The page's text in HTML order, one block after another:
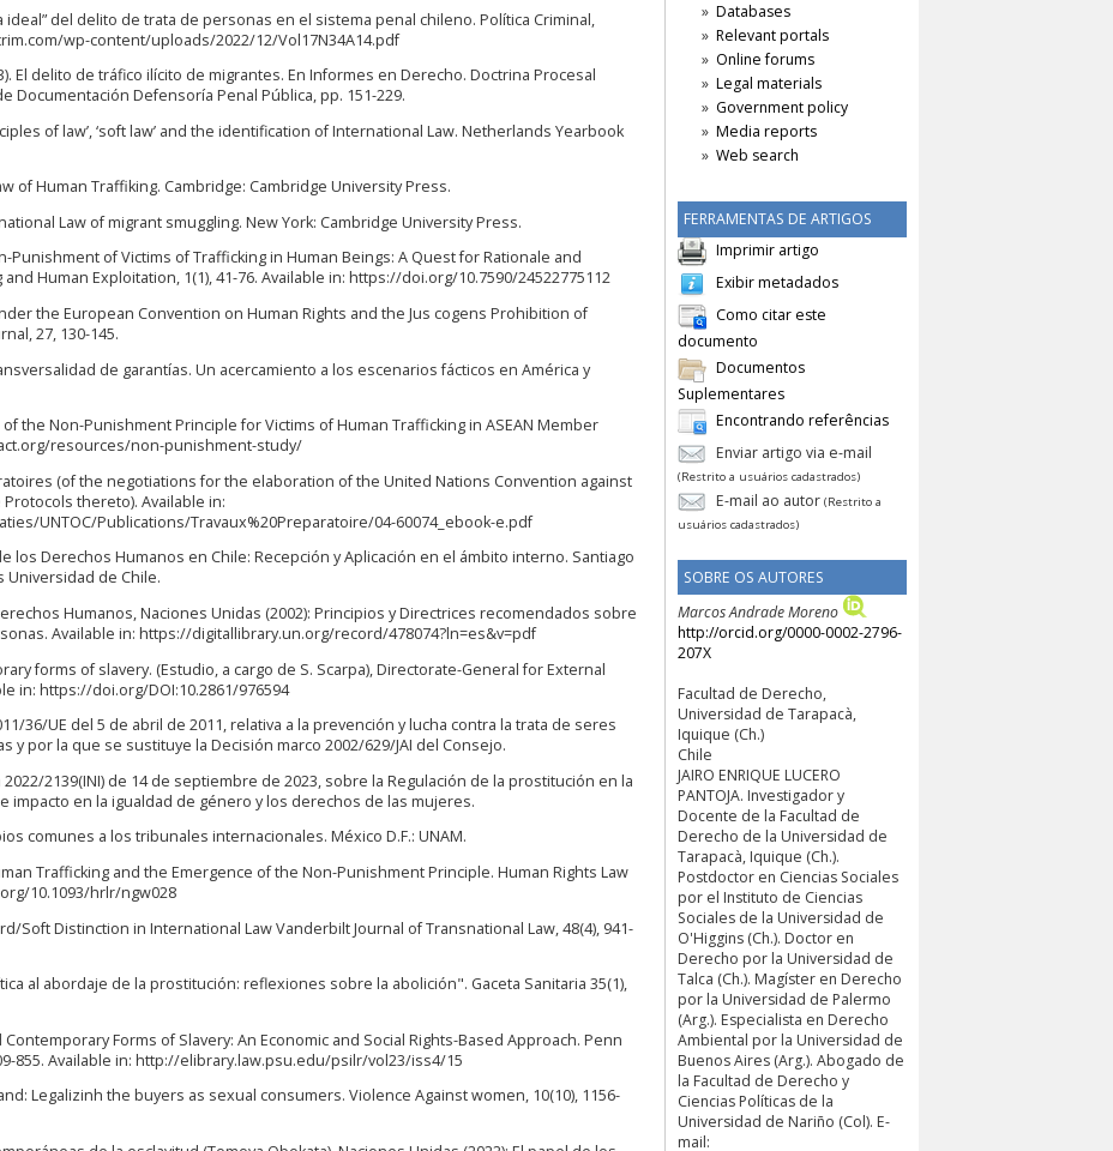
Databases
Relevant portals
Online forums
Legal materials
Government policy
Media reports
Web search
FERRAMENTAS DE ARTIGOS
Imprimir artigo
Exibir metadados
Como citar este
documento
Documentos
Suplementares
Encontrando referências
Enviar artigo via e-mail
(Restrito a usuários cadastrados)
E-mail ao autor (Restrito a
usuários cadastrados)
SOBRE OS AUTORES
Marcos Andrade Moreno
http://orcid.org/0000-0002-2796-
207X
Facultad de Derecho,
Universidad de Tarapacà,
Iquique (Ch.)
Chile
JAIRO ENRIQUE LUCERO
PANTOJA. Investigador y
Docente de la Facultad de
Derecho de la Universidad de
Tarapacà, Iquique (Ch.).
Postdoctor en Ciencias Sociales
por el Instituto de Ciencias
Sociales de la Universidad de
O'Higgins (Ch.). Doctor en
Derecho por la Universidad de
Talca (Ch.). Magíster en Derecho
por la Universidad de Palermo
(Arg.). Especialista en Derecho
Ambiental por la Universidad de
Buenos Aires (Arg.). Abogado de
la Facultad de Derecho y
Ciencias Políticas de la
Universidad de Nariño (Col). E-
mail:
ideal” del delito de trata de personas en el sistema penal chileno. Política Criminal,
wp-content/uploads/2022/12/Vol17N34A14.pdf
El delito de tráfico ilícito de migrantes. En Informes en Derecho. Doctrina Procesal
Documentación Defensoría Penal Pública, pp. 151-229.
of law’, ‘soft law’ and the identification of International Law. Netherlands Yearbook
of Human Traffiking. Cambridge: Cambridge University Press.
Law of migrant smuggling. New York: Cambridge University Press.
Punishment of Victims of Trafficking in Human Beings: A Quest for Rationale and
Human Exploitation, 1(1), 41-76. Available in: https://doi.org/10.7590/24522775112
the European Convention on Human Rights and the Jus cogens Prohibition of
27, 130-145.
de garantías. Un acercamiento a los escenarios fácticos en América y
the Non-Punishment Principle for Victims of Human Trafficking in ASEAN Member
resources/non-punishment-study/
(of the negotiations for the elaboration of the United Nations Convention against
thereto). Available in:
UNTOC/Publications/Travaux%20Preparatoire/04-60074_ebook-e.pdf
los Derechos Humanos en Chile: Recepción y Aplicación en el ámbito interno. Santiago
Universidad de Chile.
Humanos, Naciones Unidas (2002): Principios y Directrices recomendados sobre
Available in: https://digitallibrary.un.org/record/478074?ln=es&v=pdf
forms of slavery. (Estudio, a cargo de S. Scarpa), Directorate-General for External
in: https://doi.org/DOI:10.2861/976594
36/UE del 5 de abril de 2011, relativa a la prevención y lucha contra la trata de seres
y por la que se sustituye la Decisión marco 2002/629/JAI del Consejo.
2139(INI) de 14 de septiembre de 2023, sobre la Regulación de la prostitución en la
en la igualdad de género y los derechos de las mujeres.
comunes a los tribunales internacionales. México D.F.: UNAM.
Trafficking and the Emergence of the Non-Punishment Principle. Human Rights Law
10.1093/hrlr/ngw028
Soft Distinction in International Law Vanderbilt Journal of Transnational Law, 48(4), 941-
al abordaje de la prostitución: reflexiones sobre la abolición". Gaceta Sanitaria 35(1),
Contemporary Forms of Slavery: An Economic and Social Rights-Based Approach. Penn
855. Available in: http://elibrary.law.psu.edu/psilr/vol23/iss4/15
Legalizinh the buyers as sexual consumers. Violence Against women, 10(10), 1156-